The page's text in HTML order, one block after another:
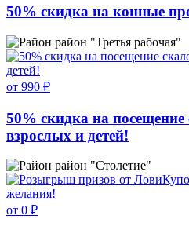
50% скидка на конные
район "Третья рабочая"
от 990 ₽
50% скидка на
взрослых и детей!
район "Столетие"
от 0 ₽